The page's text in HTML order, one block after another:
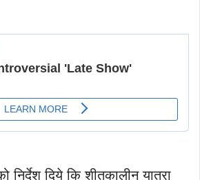
निर्देश दिये कि शीतकालीन यात्रा